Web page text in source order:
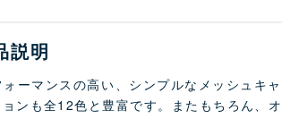
説明
ーマンスの高い、シンプルなメッシュキ
ンも全12色と豊富です。またもちろん、